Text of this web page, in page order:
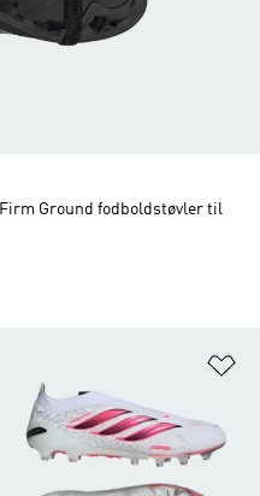
Firm Ground fodboldstøvler til